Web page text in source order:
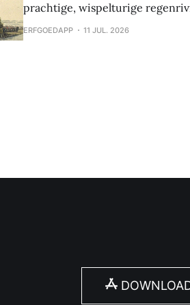
prachtige, wispelturige
landschap, maar gaf ook mee
ERFGOEDAPP 11 JUL. 2026